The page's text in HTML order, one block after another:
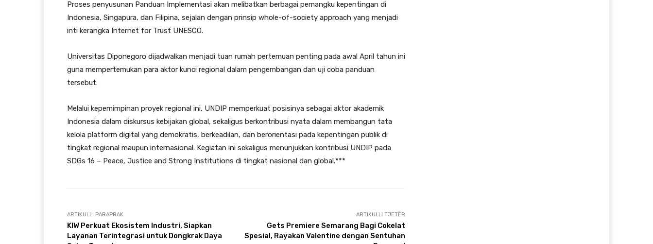
Proses penyusunan Panduan Implementasi akan melibatkan berbagai pemangku kepentingan di
Indonesia, Singapura, dan Filipina, sejalan dengan prinsip whole-of-society approach yang menjadi
inti kerangka Internet for Trust UNESCO.
Universitas Diponegoro dijadwalkan menjadi tuan rumah pertemuan penting pada awal April tahun ini
guna mempertemukan para aktor kunci regional dalam pengembangan dan uji coba panduan
tersebut.
Melalui kepemimpinan proyek regional ini, UNDIP memperkuat posisinya sebagai aktor akademik
Indonesia dalam diskursus kebijakan global, sekaligus berkontribusi nyata dalam membangun tata
kelola platform digital yang demokratis, berkeadilan, dan berorientasi pada kepentingan publik di
tingkat regional maupun internasional. Kegiatan ini sekaligus menunjukkan kontribusi UNDIP pada
SDGs 16 – Peace, Justice and Strong Institutions di tingkat nasional dan global.***
ARTIKULLI PARAPRAK
KIW Perkuat Ekosistem Industri, Siapkan
Layanan Terintegrasi untuk Dongkrak Daya
ARTIKULLI TJETËR
Gets Premiere Semarang Bagi Cokelat
Spesial, Rayakan Valentine dengan Sentuhan